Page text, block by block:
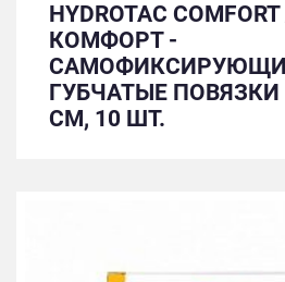
HYDROTAC
КОМФОРТ -
ГУБЧАТЫЕ ПОВЯЗКИ
СМ, 10 ШТ.